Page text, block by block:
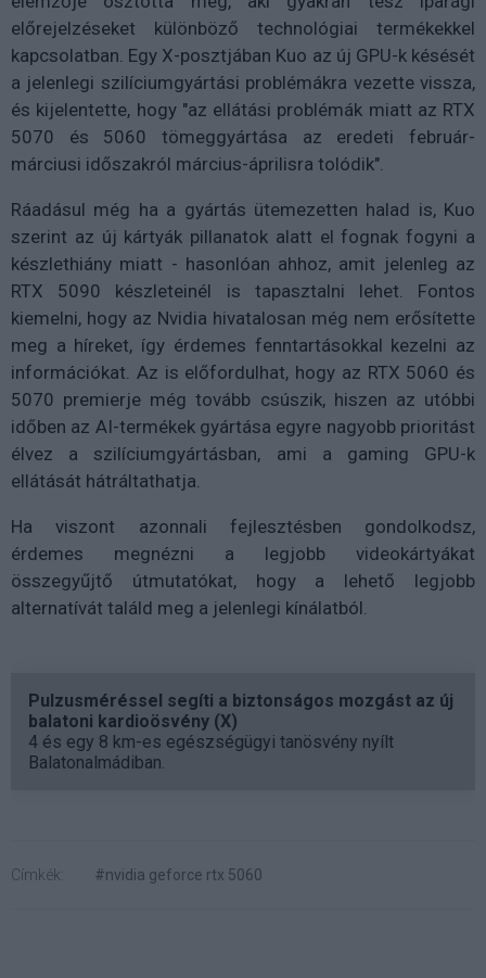
előrejelzéseket különböző technológiai termékekkel
kapcsolatban. Egy X-posztjában Kuo az új GPU-k késését
a jelenlegi szilíciumgyártási problémákra vezette vissza,
és kijelentette, hogy "az ellátási problémák miatt az RTX
5070 és 5060 tömeggyártása az eredeti február-
márciusi időszakról március-áprilisra tolódik".
Ráadásul még ha a gyártás ütemezetten halad is, Kuo
szerint az új kártyák pillanatok alatt el fognak fogyni a
készlethiány miatt - hasonlóan ahhoz, amit jelenleg az
RTX 5090 készleteinél is tapasztalni lehet. Fontos
kiemelni, hogy az Nvidia hivatalosan még nem erősítette
meg a híreket, így érdemes fenntartásokkal kezelni az
információkat. Az is előfordulhat, hogy az RTX 5060 és
5070 premierje még tovább csúszik, hiszen az utóbbi
időben az AI-termékek gyártása egyre nagyobb prioritást
élvez a szilíciumgyártásban, ami a gaming GPU-k
ellátását hátráltathatja.
Ha viszont azonnali fejlesztésben gondolkodsz,
érdemes megnézni a legjobb videokártyákat
összegyűjtő útmutatókat, hogy a lehető legjobb
alternatívát találd meg a jelenlegi kínálatból.
Pulzusméréssel segíti a biztonságos mozgást az új
balatoni kardioösvény (X)
4 és egy 8 km-es egészségügyi tanösvény nyílt
Balatonalmádiban.
Címkék: #nvidia geforce rtx 5060